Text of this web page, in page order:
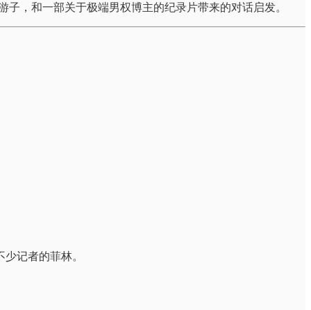
，和一部关于极端男权博主的纪录片带来的对话启发。
记者的菲林。